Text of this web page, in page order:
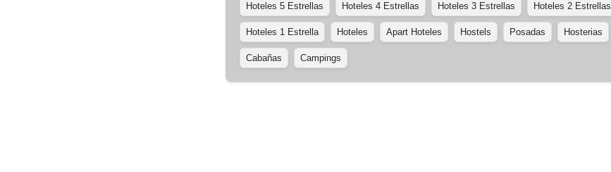
Hoteles 5 Estrellas Hoteles 4 Estrellas Hoteles 3 Estrellas Hoteles 2 Estrellas
Hoteles 1 Estrella Hoteles Apart Hoteles Hostels Posadas Hosterias
Cabañas Campings